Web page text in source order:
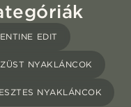
EDIT
NYAKLÁNCOK
NYAKLÁNCOK